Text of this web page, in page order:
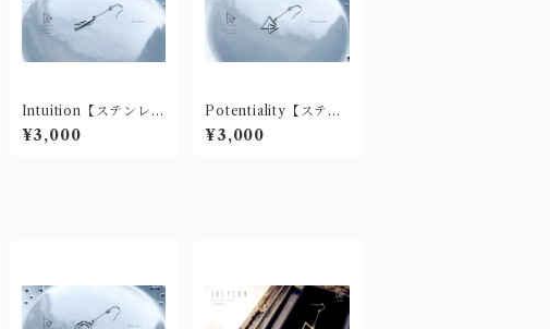
Intuition【ステンレス
製ピアス(樹脂ノンホ
ール有)】
¥3,000
Potentiality【ステン
レス製ピアス(樹脂ノ
ンホール有)】
¥3,000